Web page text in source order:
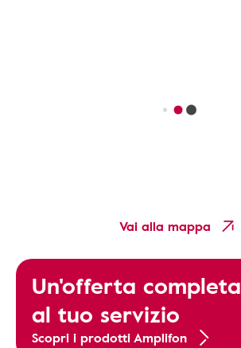
Vai alla mappa
Un'offerta completa
al tuo servizio
Scopri i prodotti Amplifon